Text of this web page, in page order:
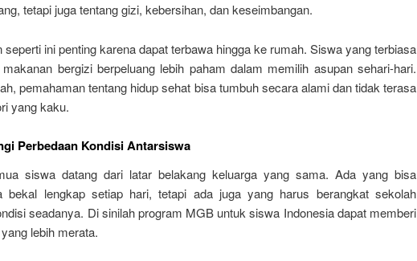
tetapi juga tentang gizi, kebersihan, dan keseimbangan.
seperti ini penting karena dapat terbawa hingga ke rumah. Siswa yang terbiasa
makanan bergizi berpeluang lebih paham dalam memilih asupan sehari-hari.
pemahaman tentang hidup sehat bisa tumbuh secara alami dan tidak terasa
yang kaku.
Perbedaan Kondisi Antarsiswa
siswa datang dari latar belakang keluarga yang sama. Ada yang bisa
bekal lengkap setiap hari, tetapi ada juga yang harus berangkat sekolah
seadanya. Di sinilah program MGB untuk siswa Indonesia dapat memberi
lebih merata.